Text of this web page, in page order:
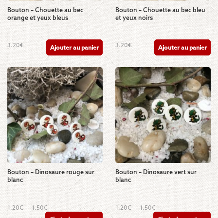
produit
produit
Bouton – Chouette au bec
orange et yeux bleus
3.20€ Ajouter au panier
Bouton – Chouette au bec bleu
et yeux noirs
3.20€ Ajouter au panier
Bouton – Dinosaure rouge sur
blanc
1.20€ – 1.50€Plage
de
Ce
produit
Bouton – Dinosaure vert sur
blanc
1.20€ – 1.50€Plage
de
Ce
produit